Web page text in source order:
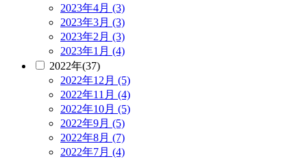
2023年4月 (3)
2023年3月 (3)
2023年2月 (3)
2023年1月 (4)
2022年(37)
2022年12月 (5)
2022年11月 (4)
2022年10月 (5)
2022年9月 (5)
2022年8月 (7)
2022年7月 (4)